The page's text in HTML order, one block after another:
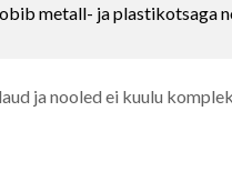
metall- ja plastikotsaga
ja nooled ei kuulu